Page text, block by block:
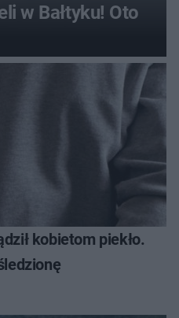
w Bałtyku! Oto
kobietom piekło.